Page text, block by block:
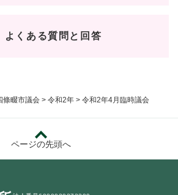
條畷市議会 > 令和2年 > 令和2年4月臨時議会
よくある質問と回答
ページの先頭へ